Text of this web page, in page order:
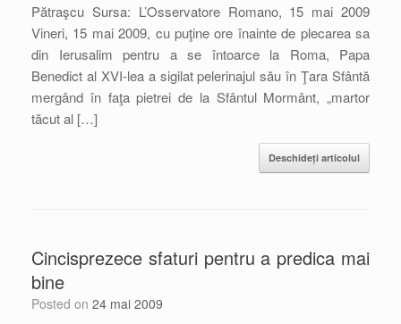
Pătraşcu Sursa: L’Osservatore Romano, 15 mai 2009
Vineri, 15 mai 2009, cu puţine ore înainte de plecarea sa
din Ierusalim pentru a se întoarce la Roma, Papa
Benedict al XVI-lea a sigilat pelerinajul său în Ţara Sfântă
mergând în faţa pietrei de la Sfântul Mormânt, „martor
tăcut al […]
Deschideți articolul
Cincisprezece sfaturi pentru a predica mai
bine
Posted on 24 mai 2009